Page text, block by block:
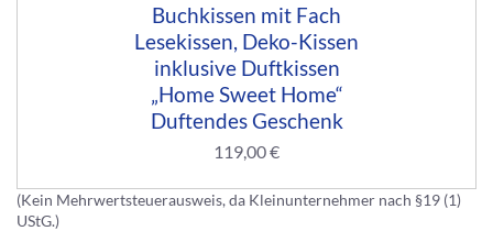
Buchkissen mit Fach
Lesekissen, Deko-Kissen
inklusive Duftkissen
„Home Sweet Home“
Duftendes Geschenk
119,00€
(Kein Mehrwertsteuerausweis, da Kleinunternehmer nach §19 (1)
UStG.)